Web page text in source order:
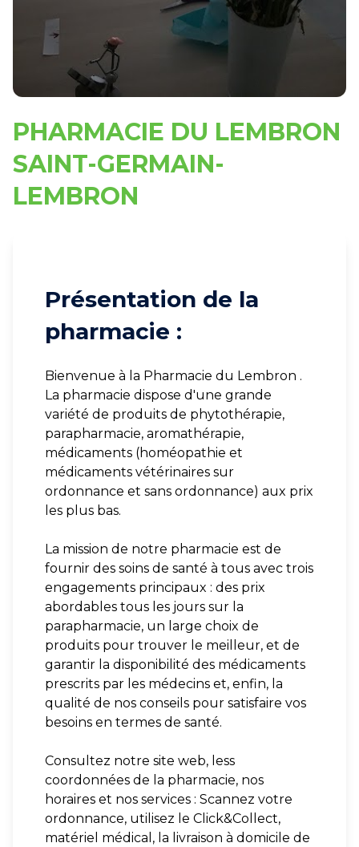
PHARMACIE DU LEMBRON
SAINT-GERMAIN-
LEMBRON
Présentation de la
pharmacie :
Bienvenue à la Pharmacie du Lembron .
La pharmacie dispose d'une grande
variété de produits de phytothérapie,
parapharmacie, aromathérapie,
médicaments (homéopathie et
médicaments vétérinaires sur
ordonnance et sans ordonnance) aux prix
les plus bas.
La mission de notre pharmacie est de
fournir des soins de santé à tous avec trois
engagements principaux : des prix
abordables tous les jours sur la
parapharmacie, un large choix de
produits pour trouver le meilleur, et de
garantir la disponibilité des médicaments
prescrits par les médecins et, enfin, la
qualité de nos conseils pour satisfaire vos
besoins en termes de santé.
Consultez notre site web, less
coordonnées de la pharmacie, nos
horaires et nos services : Scannez votre
ordonnance, utilisez le Click&Collect,
matériel médical, la livraison à domicile de